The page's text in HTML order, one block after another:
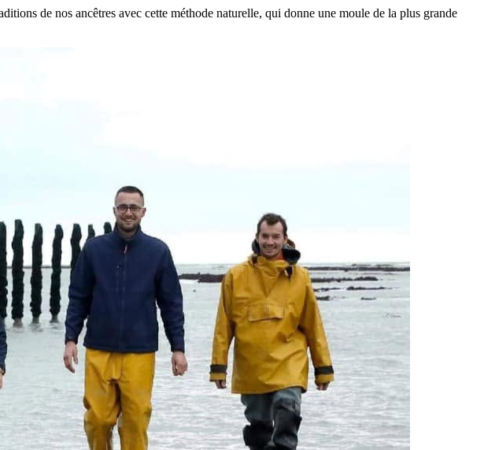
de nos ancêtres avec cette méthode naturelle, qui donne une moule de la plus grande